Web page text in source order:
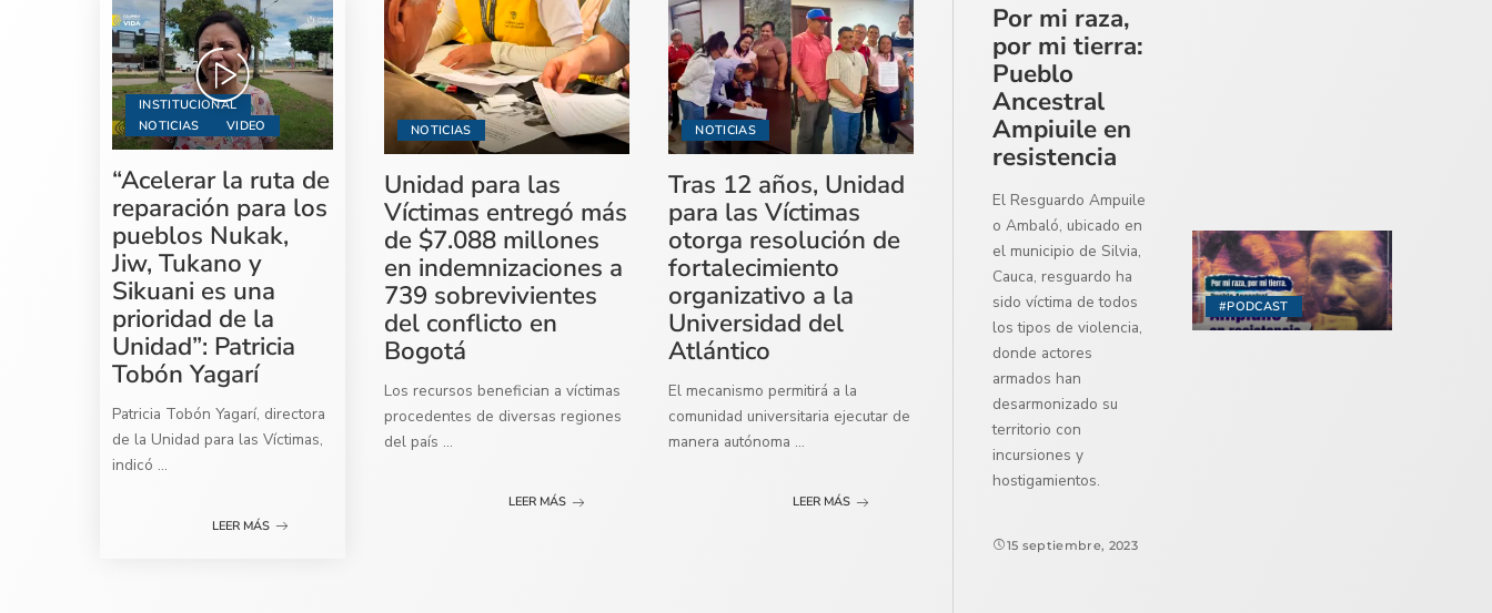
INSTITUCIONAL
NOTICIAS
VIDEO
“Acelerar la ruta de
reparación para los
pueblos Nukak,
Jiw, Tukano y
Sikuani es una
prioridad de la
Unidad”: Patricia
Tobón Yagarí
Patricia Tobón Yagarí, directora
de la Unidad para las Víctimas,
indicó ...
LEER MÁS
NOTICIAS
Unidad para las
Víctimas entregó más
de $7.088 millones
en indemnizaciones a
739 sobrevivientes
del conflicto en
Bogotá
Los recursos benefician a víctimas
procedentes de diversas regiones
del país ...
LEER MÁS
NOTICIAS
Tras 12 años, Unidad
para las Víctimas
otorga resolución de
fortalecimiento
organizativo a la
Universidad del
Atlántico
El mecanismo permitirá a la
comunidad universitaria ejecutar de
manera autónoma ...
LEER MÁS
#PODCAST
Por mi raza,
por mi tierra:
Pueblo
Ancestral
Ampiuile en
resistencia
El Resguardo Ampuile
o Ambaló, ubicado en
el municipio de Silvia,
Cauca, resguardo ha
sido víctima de todos
los tipos de violencia,
donde actores
armados han
desarmonizado su
territorio con
incursiones y
hostigamientos.
15 septiembre, 2023